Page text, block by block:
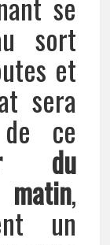
sort
et
sera
ce
du
,
un